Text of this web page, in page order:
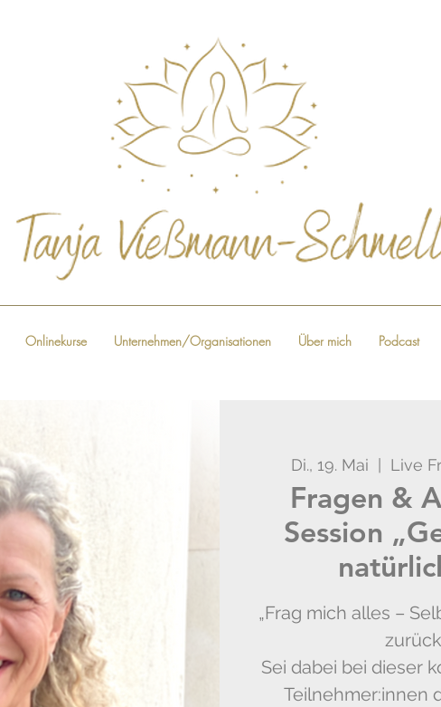
Onlinekurse Unternehmen/Organisationen Über mich Podcast
Di., 19. Mai Live
Fragen &
Session
„Frag mich alles –
Sei dabei bei dieser
Teilnehmer:innen